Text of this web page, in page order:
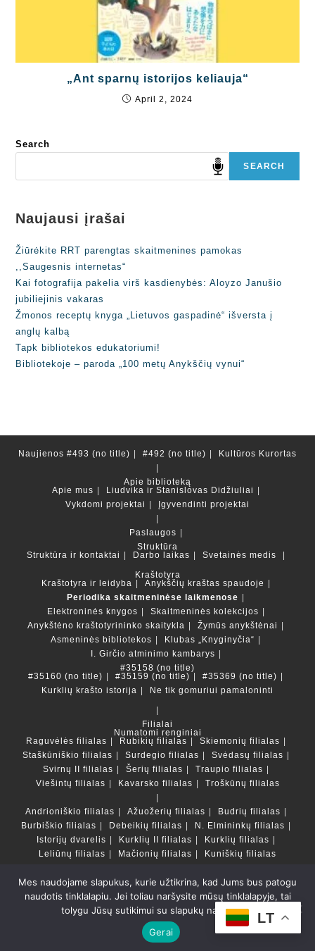
„Ant sparnų istorijos keliauja“
April 2, 2024
Search
SEARCH
Naujausi įrašai
Žiūrėkite RRT parengtas skaitmenines pamokas
,,Saugesnis internetas“
Kai fotografija pakelia virš kasdienybės: Aloyzo Janušio
jubiliejinis vakaras
Žmonos receptų knyga „Lietuvos gaspadinė“ išversta į
anglų kalbą
Tapk bibliotekos edukatoriumi!
Bibliotekoje – paroda „100 metų Anykščių vynui“
Naujienos #493 (no title) #492 (no title) Kultūros Kurortas
Apie biblioteką
Apie mus
Liudvika ir Stanislovas Didžiuliai
Vykdomi projektai
Įgyvendinti projektai
Paslaugos
Struktūra
Struktūra ir kontaktai
Darbo laikas
Svetainės medis
Kraštotyra
Kraštotyra ir leidyba
Anykščių kraštas spaudoje
Periodika skaitmeninėse laikmenose
Elektroninės knygos
Skaitmeninės kolekcijos
Anykštėno kraštotyrininko skaitykla
Žymūs anykštėnai
Asmeninės bibliotekos
Klubas „Knyginyčia“
I. Girčio atminimo kambarys
#35158 (no title)
#35160 (no title)
#35159 (no title)
#35369 (no title)
Kurklių krašto istorija
Ne tik gomuriui pamaloninti
Filialai
Numatomi renginiai
Raguvėlės filialas
Rubikių filialas
Skiemonių filialas
Staškūniškio filialas
Surdegio filialas
Svėdasų filialas
Svirnų II filialas
Šerių filialas
Traupio filialas
Viešintų filialas
Kavarsko filialas Troškūnų filialas
Andrioniškio filialas Ažuožerių filialas
Budrių filialas
Burbiškio filialas
Debeikių filialas
N. Elmininkų filialas
Istorijų dvarelis
Kurklių II filialas
Kurklių filialas
Leliūnų filialas
Mačionių filialas Kuniškių filialas
Duomenų bazės ir katalogai
LT
Copyright © Anykščių rajono savivaldybės Liudvikos ir
Stanislovo Didžiulių viešoji biblioteka 2022 Powered by
Getspace
LT
Mes naudojame slapukus, kurie užtikrina, kad Jums bus patogu
naudotis tinklalapiu. Jei toliau naršysite mūsų tinklalapyje, tai
tolygu Jūsų sutikimui su slapukų naudojimu.
Gerai